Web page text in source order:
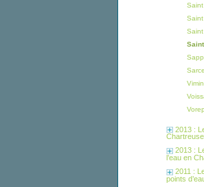
Saint
2013 :
Chartreuse
2013 :
l’eau en
2011 :
points